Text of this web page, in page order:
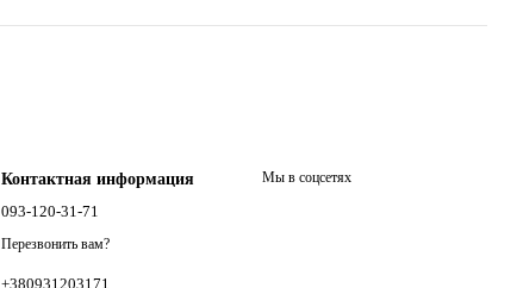
Контактная информация
093-120-31-71
Перезвонить вам?
+380931203171
Мы в соцсетях